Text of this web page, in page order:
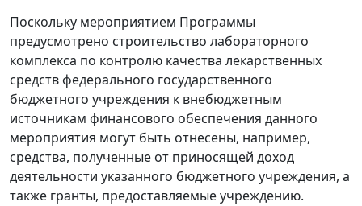
Поскольку мероприятием Программы
предусмотрено строительство лабораторного
комплекса по контролю качества лекарственных
средств федерального государственного
бюджетного учреждения к внебюджетным
источникам финансового обеспечения данного
мероприятия могут быть отнесены, например,
средства, полученные от приносящей доход
деятельности указанного бюджетного учреждения, а
также гранты, предоставляемые учреждению.